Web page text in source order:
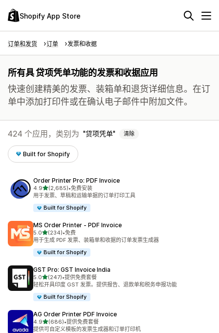
Shopify App Store
订单和发货 订单 发票和收据
所有具 贷项凭单功能的发票和收据应用
快速创建精美的发票、装箱单和退货详细信息。在订
单中添加打印件或在确认电子邮件中附加文件。
424 个应用，类别为 贷项凭单 清除
Built for Shopify
Order Printer Pro: PDF Invoice
4.9星（满分 5 星）
(2,685)
总共 2685 条评论
•免费安装
用于发票、草稿和运输单据的订单打印工具
Built for Shopify
MS Order Printer ‑ PDF Invoice
5.0星（满分 5 星）
(234)
总共 234 条评论
•免费
用于生成 PDF 发票、装箱单和收据的订单发票生成器
Built for Shopify
GST Pro: GST Invoice India
5.0星（满分 5 星）
(247)
总共 247 条评论
•提供免费套餐
轻松开具印度 GST 发票。提供报告、退款单和税务申报功能
Built for Shopify
AG Order Printer PDF Invoice
4.9星（满分 5 星）
(686)
总共 686 条评论
•提供免费套餐
提供可自定义模板的发票生成器和订单打印机